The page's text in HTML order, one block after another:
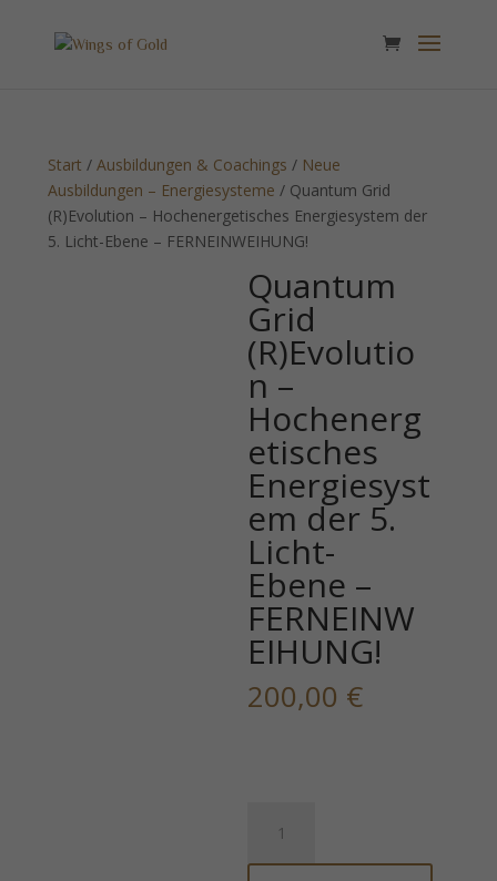
Start /Ausbildungen & Coachings / Neue
Ausbildungen – Energiesysteme / Quantum Grid
(R)Evolution – Hochenergetisches Energiesystem der
5. Licht-Ebene – FERNEINWEIHUNG!
Quantum
Grid
(R)Evolutio
n –
Hochenerg
etisches
Energiesyst
em der 5.
Licht-
Ebene –
FERNEINW
EIHUNG!
200,00 €
(R)Evolution